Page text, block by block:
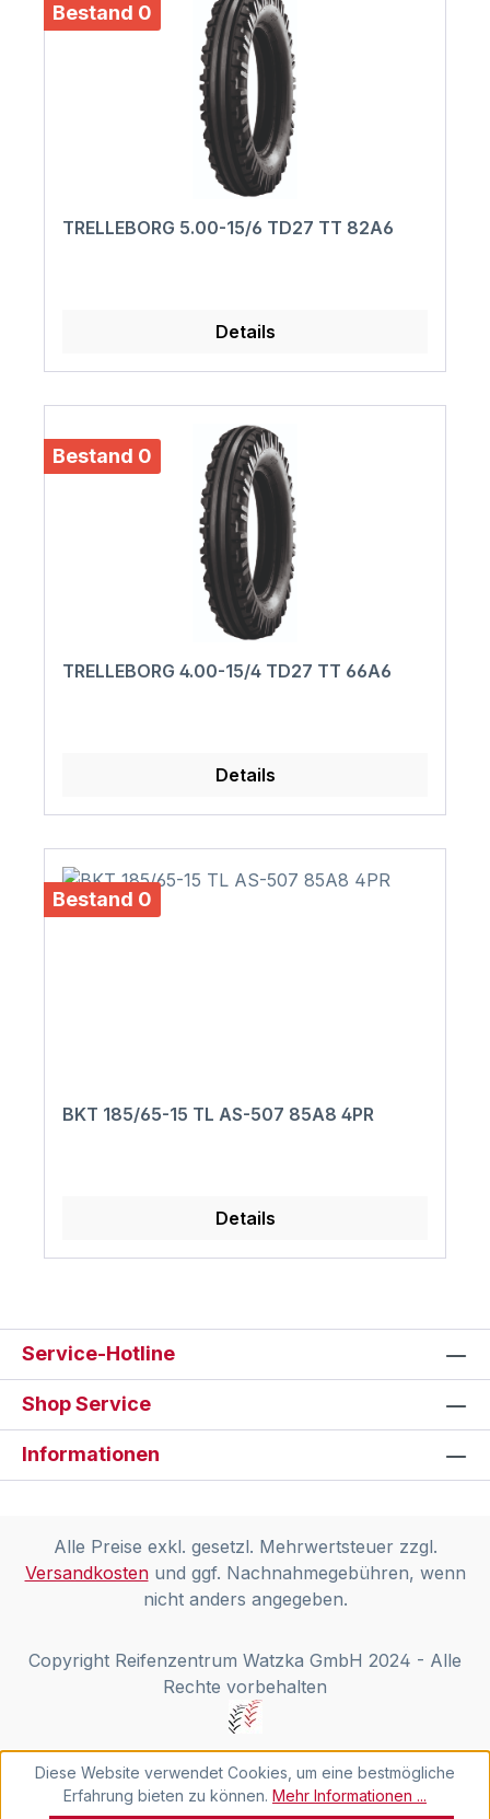
Bestand 0
TRELLEBORG 5.00-15/6 TD27 TT 82A6
Details
Bestand 0
TRELLEBORG 4.00-15/4 TD27 TT 66A6
Details
Bestand 0
BKT 185/65-15 TL AS-507 85A8 4PR
Details
Service-Hotline
Shop Service
Informationen
Alle Preise exkl. gesetzl. Mehrwertsteuer zzgl.
Versandkostenund ggf. Nachnahmegebühren, wenn
nicht anders angegeben.
Copyright Reifenzentrum Watzka GmbH 2024 - Alle
Rechte vorbehalten
Diese Website verwendet Cookies, um eine bestmögliche
Erfahrung bieten zu können. Mehr Informationen ...